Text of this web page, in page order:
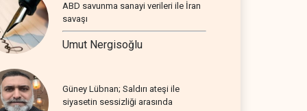
ABD savunma sanayi verileri ile İran
savaşı
Umut Nergisoğlu
Güney Lübnan; Saldırı ateşi ile
siyasetin sessizliği arasında